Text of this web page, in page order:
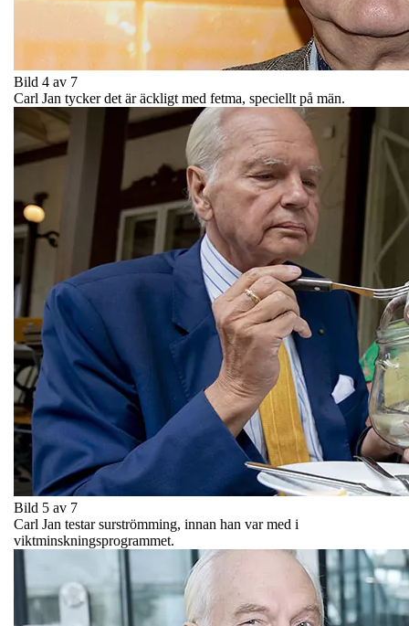
Bild 4 av 7
Carl Jan tycker det är äckligt med fetma, speciellt på män.
Bild 5 av 7
Carl Jan testar surströmming, innan han var med i
viktminskningsprogrammet.